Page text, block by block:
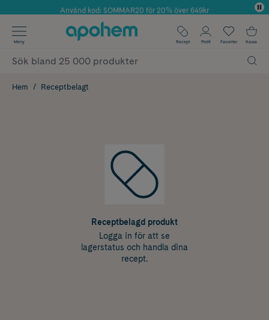
Årets Butik 2025 inom Skönhet
Använd kod: SOMMAR20 för 20% över 649kr
✓ Fri frakt
✓ Poäng på alla köp*
Meny Recept Profil Favoriter Kassa
Hem Receptbelagt
Receptbelagd produkt
Logga in för att se
lagerstatus och handla dina
recept.